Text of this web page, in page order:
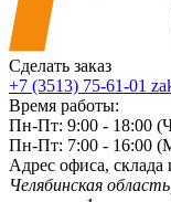
Сделать заказ
+7 (3513) 75-61-01
Время работы:
Пн-Пт: 9:00 - 18:00
Пн-Пт: 7:00 - 16:00
Адрес офиса, склада
Челябинская